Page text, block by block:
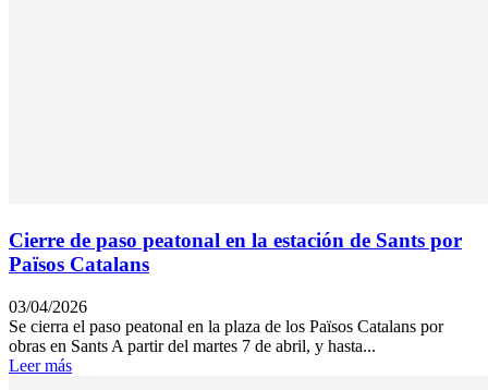
Cierre de paso peatonal en la estación de Sants por
Països Catalans
03/04/2026
Se cierra el paso peatonal en la plaza de los Països Catalans por
obras en Sants A partir del martes 7 de abril, y hasta...
Leer más